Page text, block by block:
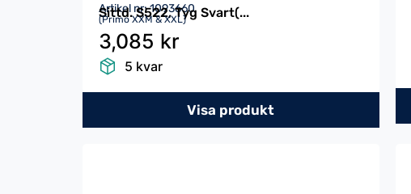
Artikel nr: 1093660
Sittd. S522, Tyg Svart(...
(Primo XXM & XXL)
3,085 kr
5 kvar
Visa produkt